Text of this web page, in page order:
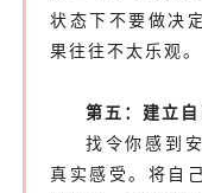
状态下不要做决
果往往不太乐观。
第五：建立
找令你感到
真实感受。将自